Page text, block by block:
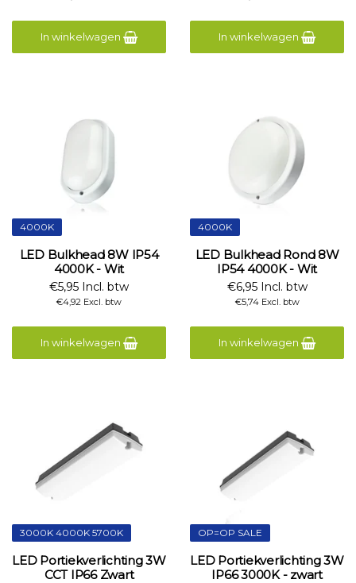
In winkelwagen In winkelwagen
4000K
LED Bulkhead 8W IP54
4000K - Wit
€5,95 Incl. btw
€4,92 Excl. btw
In winkelwagen
4000K
LED Bulkhead Rond 8W
IP54 4000K - Wit
€6,95 Incl. btw
€5,74 Excl. btw
In winkelwagen
3000K 4000K 5700K
LED Portiekverlichting 3W
CCT IP66 Zwart
OP=OP SALE
LED Portiekverlichting 3W
IP66 3000K - zwart